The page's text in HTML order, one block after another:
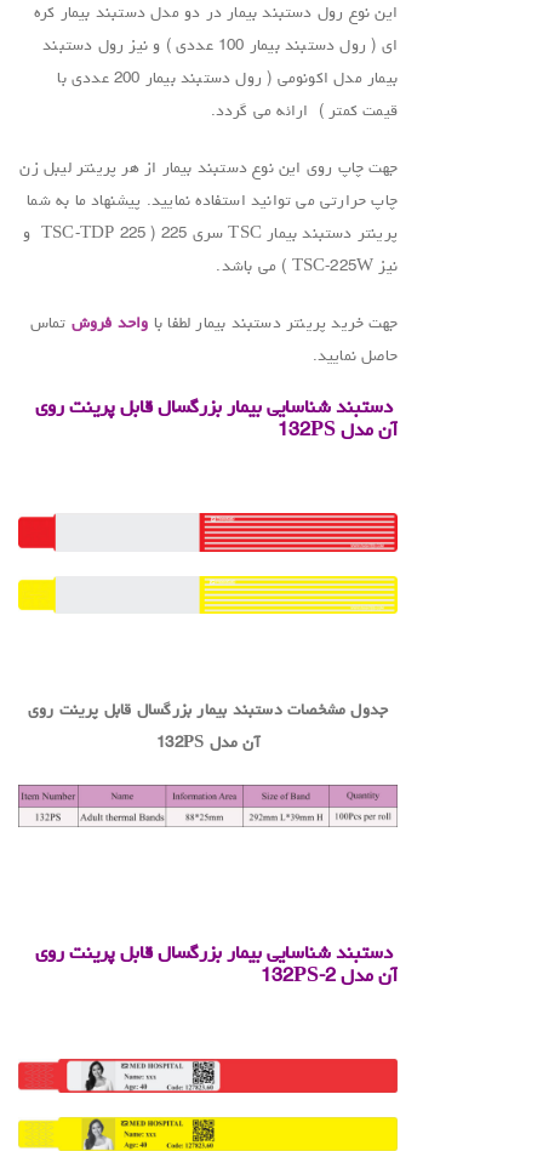
این نوع رول دستبند بیمار در دو مدل دستبند بیمار کره
ای ( رول دستبند بیمار 100 عددی ) و نیز رول دستبند
بیمار مدل اکونومی ( رول دستبند بیمار 200 عددی با
قیمت کمتر ) ارائه می گردد.
جهت چاپ روی این نوع دستبند بیمار از هر پرینتر لیبل زن
چاپ حرارتی می توانید استفاده نمایید. پیشنهاد ما به شما
پرینتر دستبند بیمار TSC سری 225 ( TSC-TDP 225 و
نیز TSC-225W ) می باشد.
جهت خرید پرینتر دستبند بیمار لطفا با واحد فروش تماس
حاصل نمایید.
دستبند شناسایی بیمار بزرگسال قابل پرینت روی
آن مدل 132PS
جدول مشخصات دستبند بیمار بزرگسال قابل پرینت روی
آن مدل 132PS
دستبند شناسایی بیمار بزرگسال قابل پرینت روی
آن مدل 132PS-2